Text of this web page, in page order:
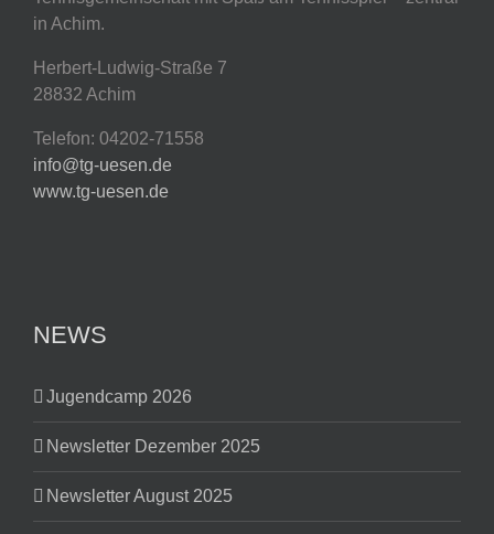
in Achim.
Herbert-Ludwig-Straße 7
28832 Achim
Telefon: 04202-71558
info@tg-uesen.de
www.tg-uesen.de
NEWS
Jugendcamp 2026
Newsletter Dezember 2025
Newsletter August 2025